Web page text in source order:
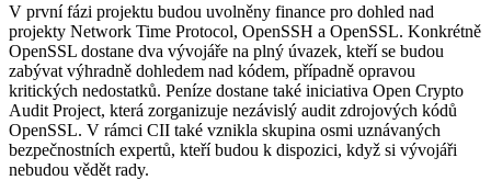
V první fázi projektu budou uvolněny finance pro dohled nad
projekty Network Time Protocol, OpenSSH a OpenSSL. Konkrétně
OpenSSL dostane dva vývojáře na plný úvazek, kteří se budou
zabývat výhradně dohledem nad kódem, případně opravou
kritických nedostatků. Peníze dostane také iniciativa Open Crypto
Audit Project, která zorganizuje nezávislý audit zdrojových kódů
OpenSSL. V rámci CII také vznikla skupina osmi uznávaných
bezpečnostních expertů, kteří budou k dispozici, když si vývojáři
nebudou vědět rady.